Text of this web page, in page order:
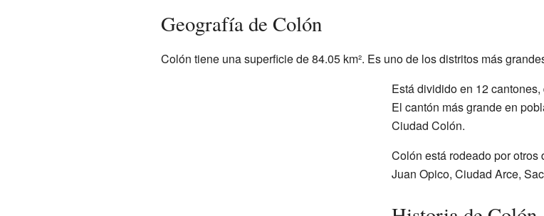
Geografía de Colón
Colón tiene una superficie de 84.05 km². Es uno de los distritos más
Está dividido en 12
El cantón más grande en
Ciudad Colón.
Colón está rodeado por otros
Juan Opico, Ciudad Arce,